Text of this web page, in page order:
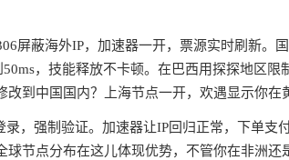
屏蔽海外IP，加速器一开，票源实时刷新。
，技能释放不卡顿。在巴西用探探地区
到中国国内？上海节点一开，欢遇显示你在
，强制验证。加速器让IP回归正常，下单支
球节点分布在这儿体现优势，不管你在非洲还